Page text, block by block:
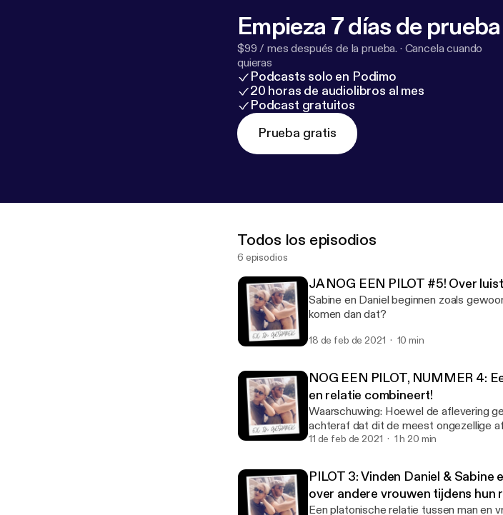
Empieza 7 días de prueba
$99 / mes después de la prueba. · Cancela cuando
quieras
Podcasts solo en Podimo
20 horas de audiolibros al mes
Podcast gratuitos
Prueba gratis
Todos los episodios
6 episodios
JA NOG EEN PILOT #5! Over
Sabine en Daniel beginnen zoals
komen dan dat?
18 de feb de 2021 10 min
NOG EEN PILOT, NUMMER 4:
en relatie combineert!
Waarschuwing: Hoewel de aflevering
achteraf dat dit de meest ongezellige
mening over ambitie en relatie loopt
11 de feb de 2021 1 h 20 min
PILOT 3: Vinden Daniel &
over andere vrouwen tijdens hun
ongemakkelijke situaties met
Een platonische relatie tussen man en